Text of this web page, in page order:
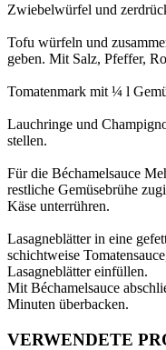
Zwiebelwürfel und
Tofu würfeln und
geben. Mit Salz, Pfeffer,
Tomatenmark mit ¼ l
Lauchringe und
stellen.
Für die Béchamelsauce
restliche Gemüsebrühe
Käse unterrühren.
Lasagneblätter in eine
schichtweise
Lasagneblätter einfüllen.
Mit Béchamelsauce
Minuten überbacken.
VERWENDETE